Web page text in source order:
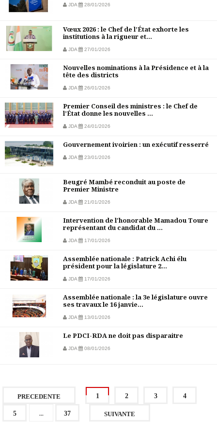
JDA 28/01/2026
Vœux 2026 : le Chef de l’État exhorte les
institutions à la rigueur et...
JDA 27/01/2026
Nouvelles nominations à la Présidence et à la
tête des districts
JDA 26/01/2026
Premier Conseil des ministres : le Chef de
l’État donne les nouvelles ...
JDA 24/01/2026
Gouvernement ivoirien : un exécutif resserré
JDA 23/01/2026
Beugré Mambé reconduit au poste de
Premier Ministre
JDA 21/01/2026
Intervention de l'honorable Mamadou Toure
représentant du candidat du ...
JDA 17/01/2026
Assemblée nationale : Patrick Achi élu
président pour la législature 2...
JDA 17/01/2026
Assemblée nationale : la 3e législature ouvre
ses travaux le 16 janvie...
JDA 13/01/2026
Le PDCI-RDA ne doit pas disparaitre
JDA 08/01/2026
PRECEDENTE 1 2 3 4
5 ... 37 SUIVANTE